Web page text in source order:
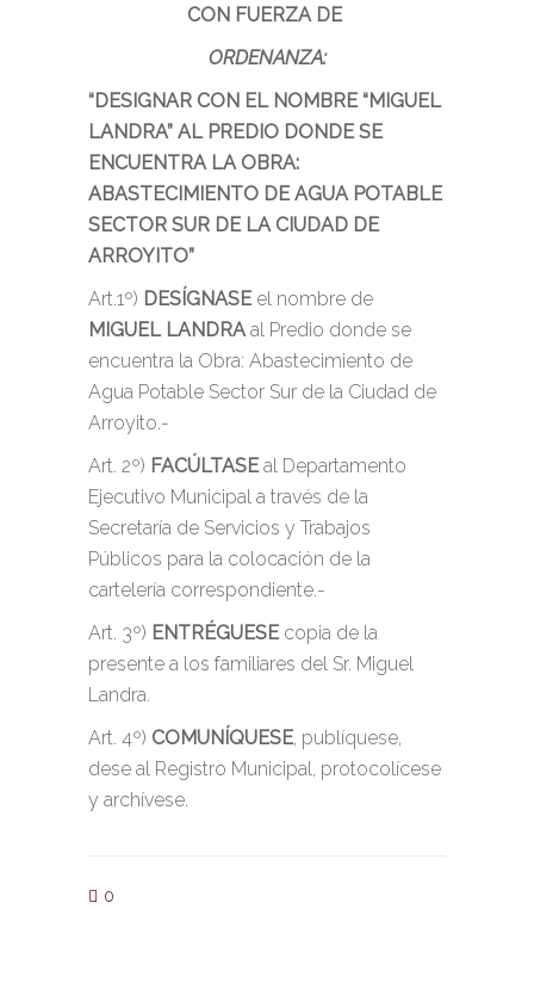
CON FUERZA DE
ORDENANZA:
“DESIGNAR CON EL NOMBRE “MIGUEL
LANDRA” AL PREDIO DONDE SE
ENCUENTRA LA OBRA:
ABASTECIMIENTO DE AGUA POTABLE
SECTOR SUR DE LA CIUDAD DE
ARROYITO”
Art.1º) DESÍGNASE el nombre de
MIGUEL LANDRAal Predio donde se
encuentra la Obra: Abastecimiento de
Agua Potable Sector Sur de la Ciudad de
Arroyito.-
Art. 2º) FACÚLTASE al Departamento
Ejecutivo Municipal a través de la
Secretaría de Servicios y Trabajos
Públicos para la colocación de la
cartelería correspondiente.-
Art. 3º) ENTRÉGUESE copia de la
presente a los familiares del Sr. Miguel
Landra.
Art. 4º) COMUNÍQUESE, publíquese,
dese al Registro Municipal, protocolícese
y archívese.
0